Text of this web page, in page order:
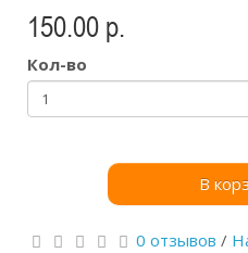
150.00 р.
Кол-во
В
0 отзывов /